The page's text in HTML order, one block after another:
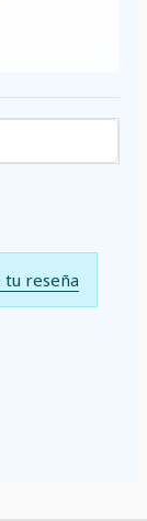
tu reseña